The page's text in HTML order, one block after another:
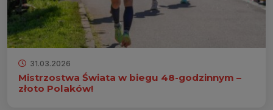
31.03.2026
Mistrzostwa Świata w biegu 48-godzinnym –
złoto Polaków!